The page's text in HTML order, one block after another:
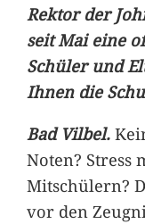
Rektor der
seit Mai eine
Schüler und
Ihnen die
Bad Vilbel.
Noten? Stress
Mitschülern?
vor den